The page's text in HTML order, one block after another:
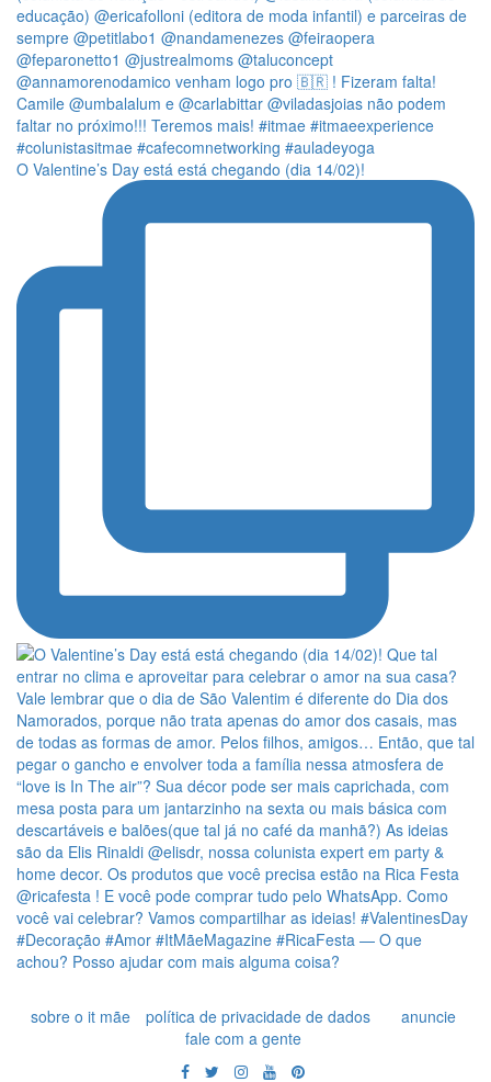
O Valentine’s Day está está chegando (dia 14/02)!
sobre o it mãe política de privacidade de dados
anuncie
fale com a gente